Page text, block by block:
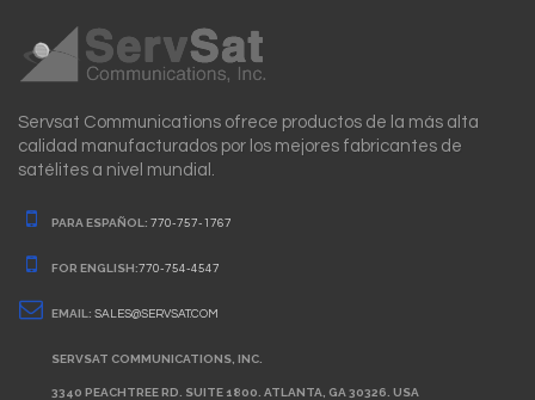
Servsat Communications ofrece productos de la más alta
calidad manufacturados por los mejores fabricantes de
satélites a nivel mundial.
PARA ESPAÑOL: 770-757-1767
FOR ENGLISH:770-754-4547
EMAIL: SALES@SERVSAT.COM
SERVSAT COMMUNICATIONS, INC.
3340 PEACHTREE RD. SUITE 1800. ATLANTA, GA 30326. USA